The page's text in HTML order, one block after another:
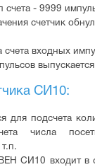
счета - 9999
счетчик
счета входных
СИ10:
для подсчета
числа
СИ10 входит в